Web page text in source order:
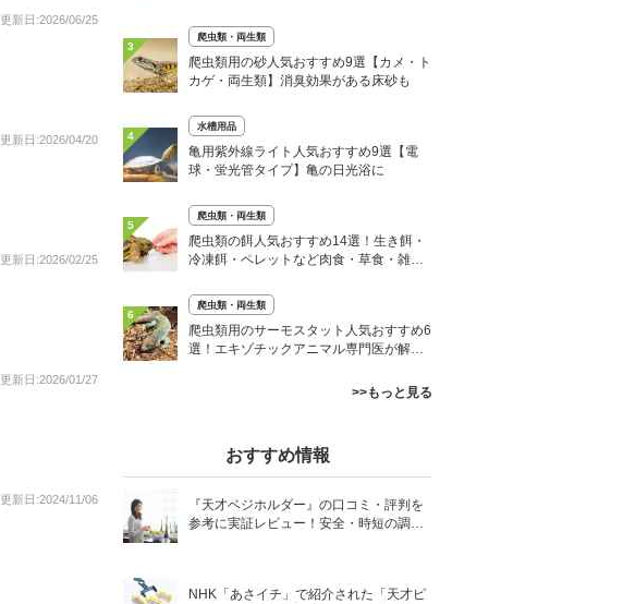
更新日:2026/06/25
更新日:2026/04/20
更新日:2026/02/25
更新日:2026/01/27
更新日:2024/11/06
3
爬虫類・両生類
爬虫類用の砂人気おすすめ9選【カメ・ト
カゲ・両生類】消臭効果がある床砂も
4
水槽用品
亀用紫外線ライト人気おすすめ9選【電
球・蛍光管タイプ】亀の日光浴に
5
爬虫類・両生類
爬虫類の餌人気おすすめ14選！生き餌・
冷凍餌・ペレットなど肉食・草食・雑食
6
爬虫類・両生類
爬虫類用のサーモスタット人気おすすめ6
選！エキゾチックアニマル専門医が解
>>もっと見る
おすすめ情報
『天才ベジホルダー』の口コミ・評判を
参考に実証レビュー！安全・時短の調理
NHK「あさイチ」で紹介された「天才ピ